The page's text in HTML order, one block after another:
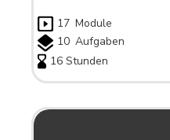
17 Module
10 Aufgaben
16 Stunden